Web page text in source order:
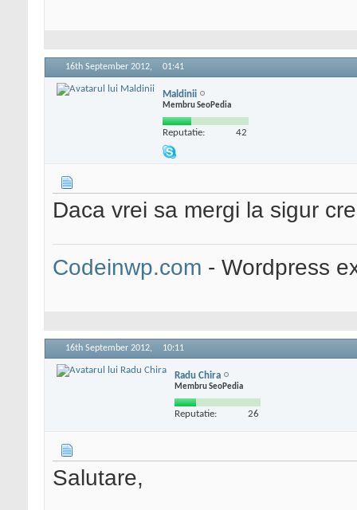
16th September 2012, 01:41
Maldinii
Membru SeoPedia
Reputatie: 42
Daca vrei sa mergi la sigur
Codeinwp.com - Wordpress
16th September 2012, 10:11
Radu Chira
Membru SeoPedia
Reputatie: 26
Salutare,